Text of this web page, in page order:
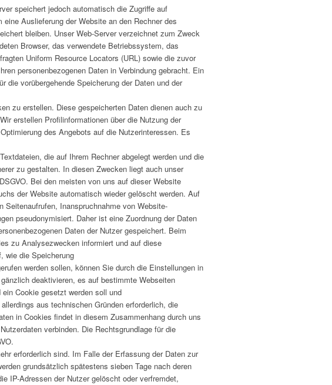
speichert jedoch automatisch die Zugriffe auf
Auslieferung der Website an den Rechner des
bleiben. Unser Web-Server verzeichnet zum Zweck
Browser, das verwendete Betriebssystem, das
Uniform Resource Locators (URL) sowie die zuvor
personenbezogenen Daten in Verbindung gebracht. Ein
vorübergehende Speicherung der Daten und der
zu erstellen. Diese gespeicherten Daten dienen auch zu
erstellen Profilinformationen über die Nutzung der
des Angebots auf die Nutzerinteressen. Es
die auf Ihrem Rechner abgelegt werden und die
zu gestalten. In diesen Zwecken liegt auch unser
Bei den meisten von uns auf dieser Website
der Website automatisch wieder gelöscht werden. Auf
Seitenaufrufen, Inanspruchnahme von Website-
pseudonymisiert. Daher ist eine Zuordnung der Daten
Daten der Nutzer gespeichert. Beim
zu Analysezwecken informiert und auf diese
wie die Speicherung
werden sollen, können Sie durch die Einstellungen in
deaktivieren, es auf bestimmte Webseiten
Cookie gesetzt werden soll und
aus technischen Gründen erforderlich, die
in Cookies findet in diesem Zusammenhang durch uns
verbinden. Die Rechtsgrundlage für die
erforderlich sind. Im Falle der Erfassung der Daten zur
grundsätzlich spätestens sieben Tage nach deren
IP-Adressen der Nutzer gelöscht oder verfremdet,